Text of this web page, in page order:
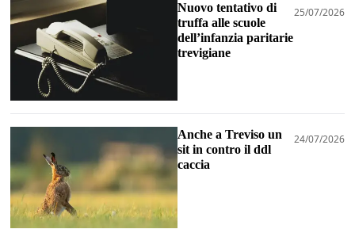
Nuovo tentativo di
truffa alle scuole
dell’infanzia paritarie
trevigiane
25/07/2026
Anche a Treviso un
sit in contro il ddl
caccia
24/07/2026